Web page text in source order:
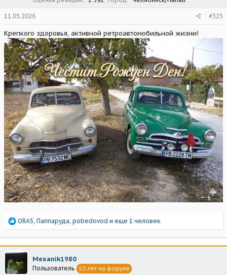
11.05.2026 #325
Крепкого здоровья, активной ретроавтомобильной жизни!
Р
а
к
ц
и
и
ORAS, Паппаруда, pobedovod и еще 1 человек
Mexanik1980
Пользователь 10 лет на форуме